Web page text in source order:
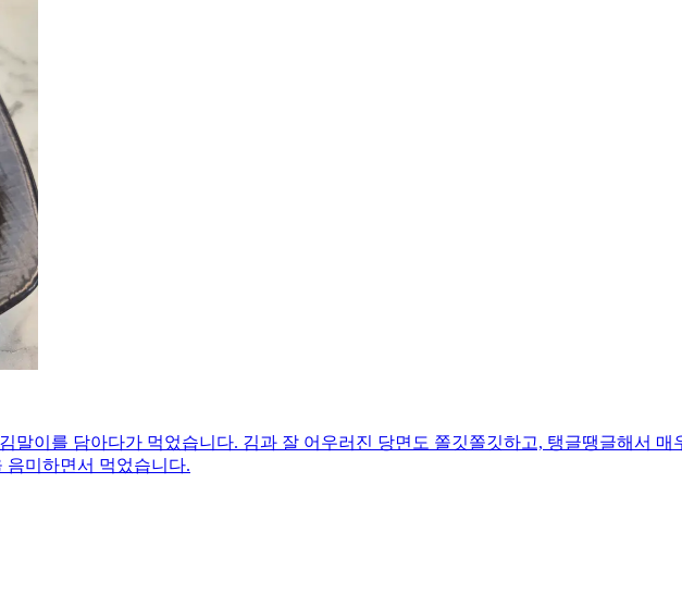
말이를 담아다가 먹었습니다. 김과 잘 어우러진 당면도 쫄깃쫄깃하고, 탱글땡글해서
음미하면서 먹었습니다.